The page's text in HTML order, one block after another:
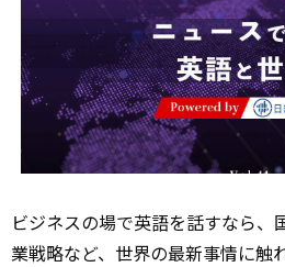
ビジネスの場で英語を話すなら、
業戦略など、世界の最新事情に触